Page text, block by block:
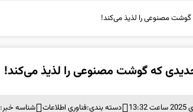
مصنوعی را لذیذ می‌کند!
که گوشت مصنوعی را لذیذ می‌کند!
دسته بندی:فناوری اطلاعات شناسه خبر: 2843641